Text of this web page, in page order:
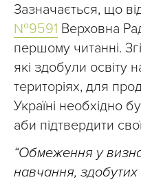
Зазначається, що
№9591 Верховна
першому читанні.
які здобули освіту
територіях, для
Україні необхідно
аби підтвердити
“Обмеження у
навчання,